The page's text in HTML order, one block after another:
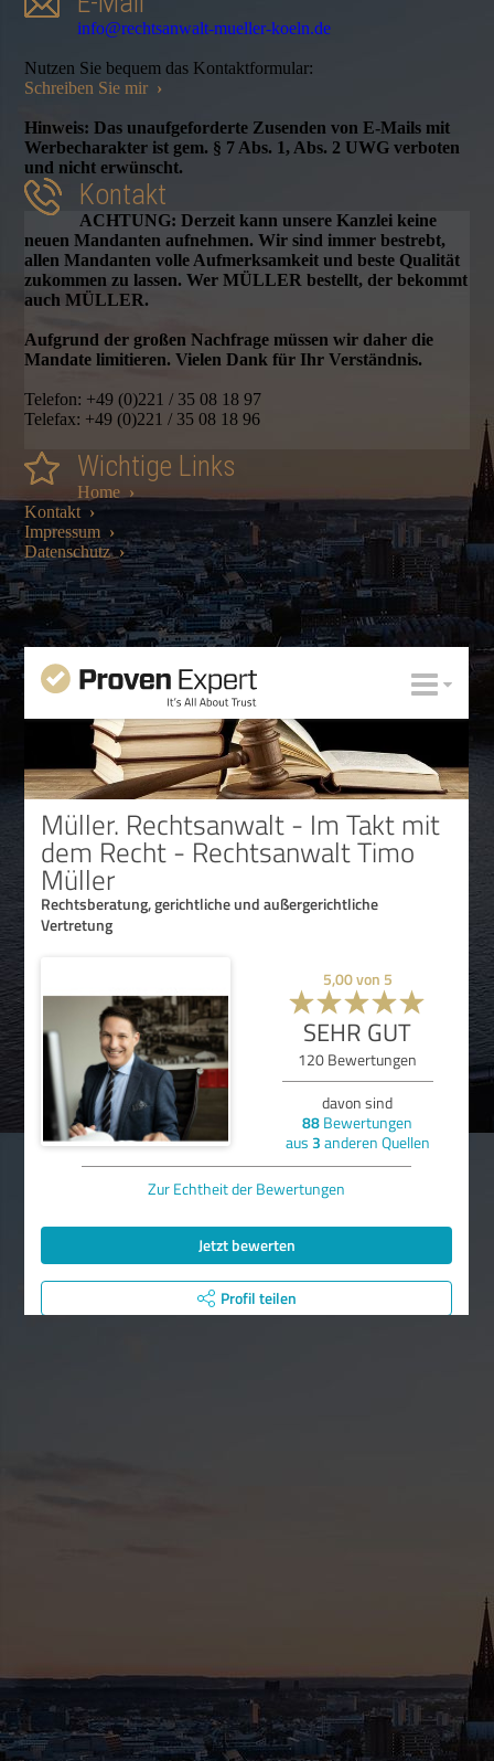
info@rechtsanwalt-mueller-koeln.de
Nutzen Sie bequem das Kontaktformular:
Schreiben Sie mir ›
Hinweis: Das unaufgeforderte Zusenden von E-Mails mit
Werbecharakter ist gem. § 7 Abs. 1, Abs. 2 UWG verboten
und nicht erwünscht.
Kontakt
ACHTUNG: Derzeit kann unsere Kanzlei keine
neuen Mandanten aufnehmen. Wir sind immer bestrebt,
allen Mandanten volle Aufmerksamkeit und beste Qualität
zukommen zu lassen. Wer MÜLLER bestellt, der bekommt
auch MÜLLER.
Aufgrund der großen Nachfrage müssen wir daher die
Mandate limitieren. Vielen Dank für Ihr Verständnis.
Telefon: +49 (0)221 / 35 08 18 97
Telefax: +49 (0)221 / 35 08 18 96
Wichtige Links
Home ›
Kontakt ›
Impressum ›
Datenschutz ›